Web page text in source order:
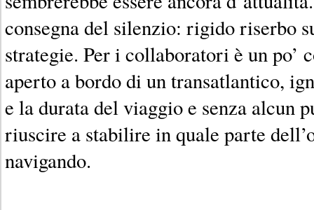
consegna del silenzio: rigido riserbo
strategie. Per i collaboratori è un po’
aperto a bordo di un transatlantico,
e la durata del viaggio e senza alcun
riuscire a stabilire in quale parte
navigando.